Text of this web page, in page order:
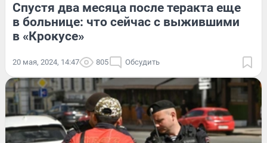
Спустя два месяца после теракта еще
в больнице: что сейчас с выжившими
в «Крокусе»
20 мая, 2024, 14:47 805 Обсудить